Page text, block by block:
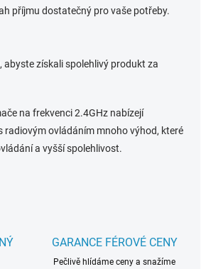
příjmu dostatečný pro vaše potřeby.
abyste získali spolehlivý produkt za
na frekvenci 2.4GHz nabízejí
radiovým ovládáním mnoho výhod, které
a vyšší spolehlivost.
GARANCE FÉROVÉ CENY
Pečlivě hlídáme ceny a snažíme